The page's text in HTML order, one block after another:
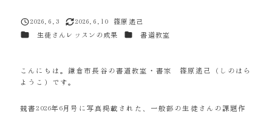
投稿日
2026.6.3
更新日
2026.6.10
篠原遙己
カテゴリー生徒さんレッスンの成果 カテゴリー
書道教室
こんにちは。鎌倉市長谷の書道教室・書家 篠原遙己（しのはら
ようこ）です。
競書2026年6月号に写真掲載された、一般部の生徒さんの課題作